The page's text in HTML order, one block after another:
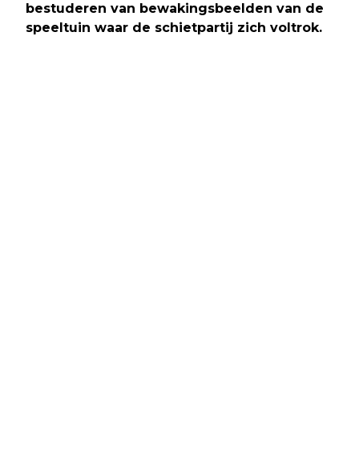
bestuderen van bewakingsbeelden van de
speeltuin waar de schietpartij zich voltrok.